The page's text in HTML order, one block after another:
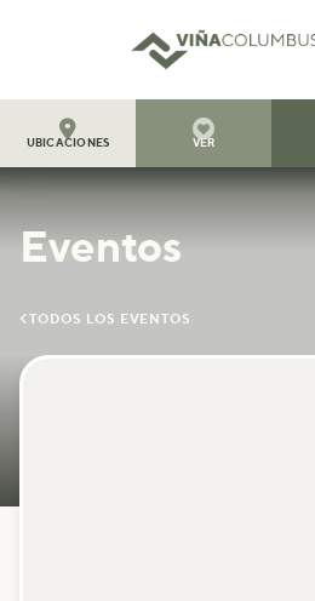

UBICACIONES

VER
Eventos
TODOS LOS EVENTOS